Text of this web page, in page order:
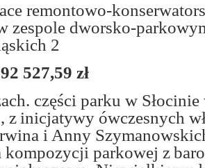
remontowo-
zespole dworsko-
2
92 527,59 zł
części parku w
z inicjatywy ówczesnych
i Anny
kompozycji parkowej z